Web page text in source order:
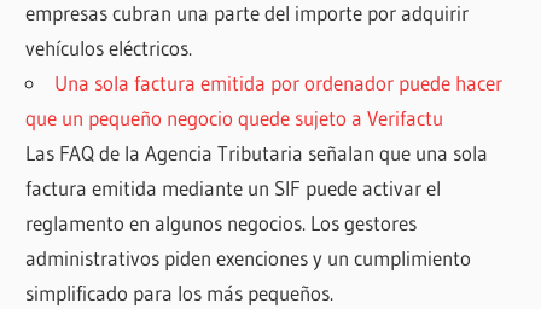
empresas cubran una parte del importe por adquirir
vehículos eléctricos.
Una sola factura emitida por ordenador puede hacer
que un pequeño negocio quede sujeto a Verifactu
Las FAQ de la Agencia Tributaria señalan que una sola
factura emitida mediante un SIF puede activar el
reglamento en algunos negocios. Los gestores
administrativos piden exenciones y un cumplimiento
simplificado para los más pequeños.